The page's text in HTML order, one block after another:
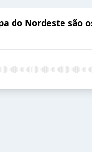
do Nordeste são